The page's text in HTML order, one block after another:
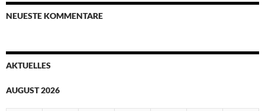
NEUESTE KOMMENTARE
AKTUELLES
AUGUST 2026